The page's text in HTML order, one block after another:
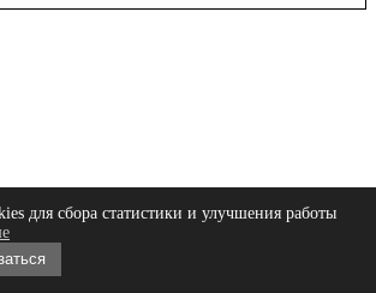
- универсальный опорный мост. Г/п 20 т.
адаптера, 2 опоры X, держатель
инструмента. Производится в
конкретной ямы. Производство,
для сбора статистики и улучшения работы